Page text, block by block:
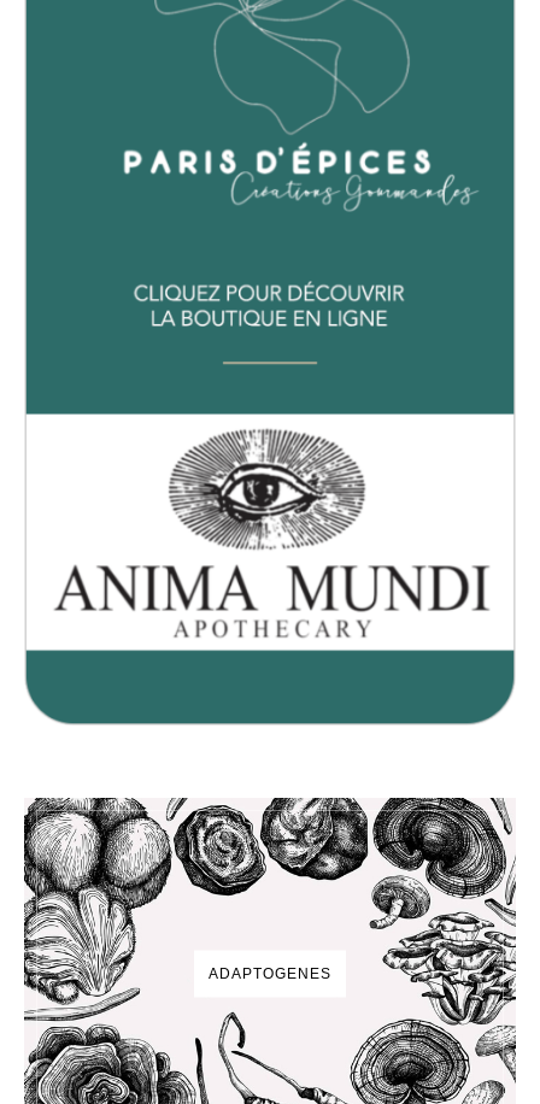
ADAPTOGENES